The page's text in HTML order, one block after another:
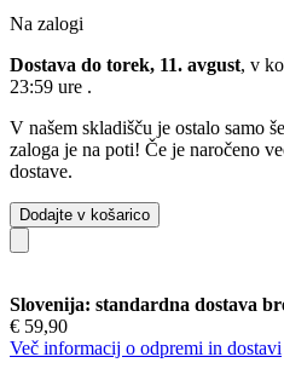
Na zalogi
Dostava do torek, 11. avgust, v
23:59 ure .
V našem skladišču je ostalo samo
zaloga je na poti! Če je naročeno
dostave.
Dodajte v košarico
Slovenija: standardna dostava
€ 59,90
Več informacij o odpremi in dostavi